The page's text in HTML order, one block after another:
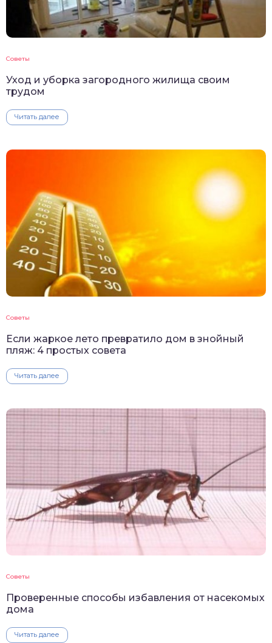
Советы
Уход и уборка загородного жилища своим
трудом
Читать далее
Советы
Если жаркое лето превратило дом в знойный
пляж: 4 простых совета
Читать далее
Советы
Проверенные способы избавления от насекомых
дома
Читать далее